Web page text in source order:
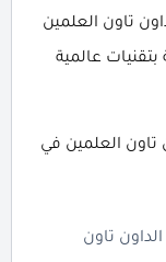
تاون العلمين
عالمية
تاون العلمين في
متر من الداون تاون